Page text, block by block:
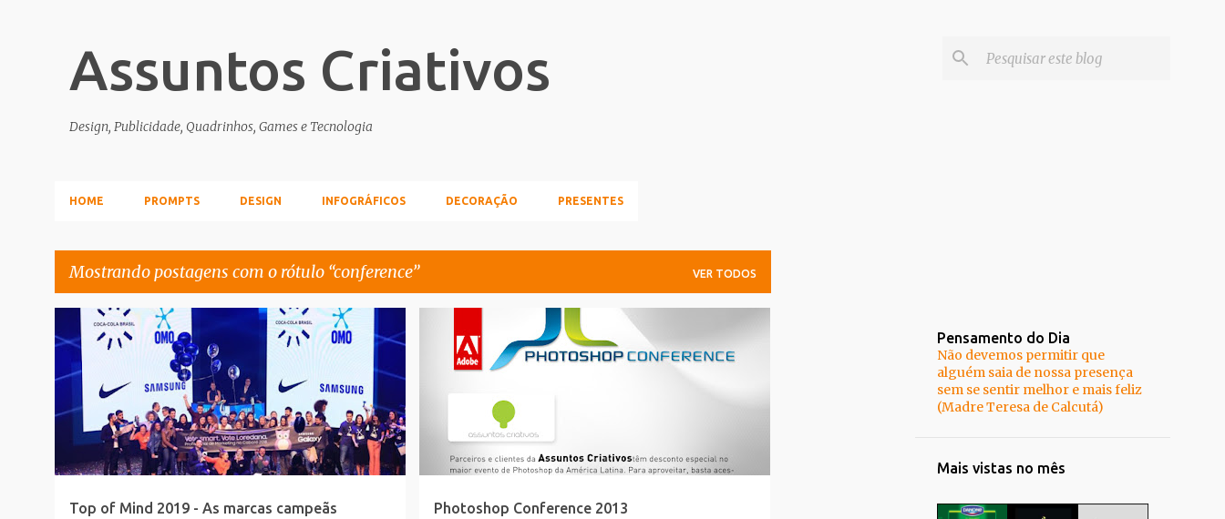
Assuntos Criativos
Design, Publicidade, Quadrinhos, Games e Tecnologia
HOME PROMPTS DESIGN INFOGRÁFICOS DECORAÇÃO PRESENTES
Mostrando postagens com o rótulo conference VER TODOS
P
s
t
g
Top of Mind 2019 - As marcas campeãs
CONCURSOS_PROMOCOES CONFERENCE
Photoshop Conference 2013
ADOBE CONFERENCE POST_PATROCINADO
Pensamento do Dia
Não devemos permitir que
alguém saia de nossa presença
sem se sentir melhor e mais feliz
(Madre Teresa de Calcutá)
Mais vistas no mês